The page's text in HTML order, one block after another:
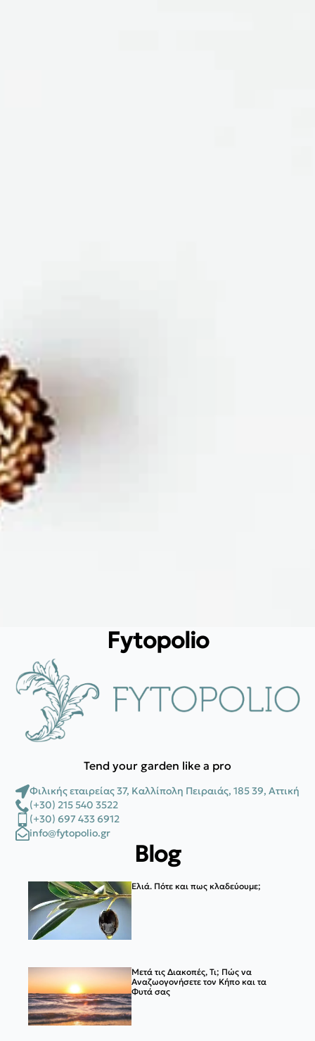
Fytopolio
Tend your garden like a pro
Φιλικής εταιρείας 37, Καλλίπολη Πειραιάς, 185 39, Αττική
(+30) 215 540 3522
(+30) 697 433 6912
info@fytopolio.gr
Blog
Ελιά. Πότε και πως κλαδεύουμε;
Μετά τις Διακοπές, Τι; Πώς να
Αναζωογονήσετε τον Κήπο και τα
Φυτά σας